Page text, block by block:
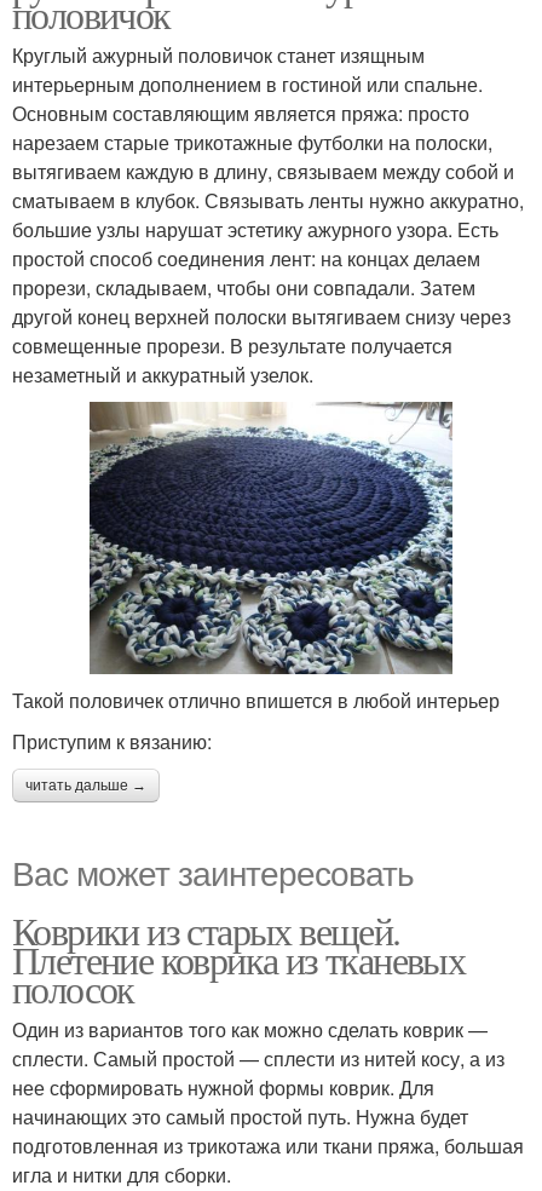
половичок
Круглый ажурный половичок станет изящным
интерьерным дополнением в гостиной или спальне.
Основным составляющим является пряжа: просто
нарезаем старые трикотажные футболки на полоски,
вытягиваем каждую в длину, связываем между собой и
сматываем в клубок. Связывать ленты нужно аккуратно,
большие узлы нарушат эстетику ажурного узора. Есть
простой способ соединения лент: на концах делаем
прорези, складываем, чтобы они совпадали. Затем
другой конец верхней полоски вытягиваем снизу через
совмещенные прорези. В результате получается
незаметный и аккуратный узелок.
Такой половичек отлично впишется в любой интерьер
Приступим к вязанию:
читать дальше →
Вас может заинтересовать
Коврики из старых вещей.
Плетение коврика из тканевых
полосок
Один из вариантов того как можно сделать коврик —
сплести. Самый простой — сплести из нитей косу, а из
нее сформировать нужной формы коврик. Для
начинающих это самый простой путь. Нужна будет
подготовленная из трикотажа или ткани пряжа, большая
игла и нитки для сборки.